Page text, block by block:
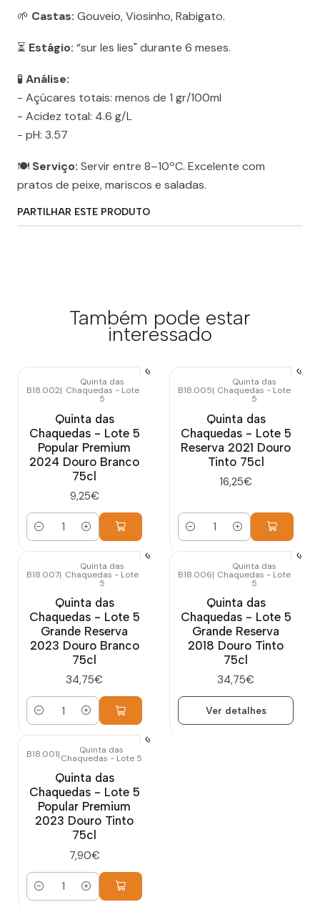
🌱 Castas: Gouveio, Viosinho, Rabigato.
⏳ Estágio: “sur les lies" durante 6 meses.
🧪 Análise:
- Açúcares totais: menos de 1 gr/100ml
- Acidez total: 4.6 g/L
- pH: 3.57
🍽️ Serviço: Servir entre 8–10ºC. Excelente com
pratos de peixe, mariscos e saladas.
PARTILHAR ESTE PRODUTO
Também pode estar
interessado
B18.002|
Quinta das
Chaquedas - Lote
5
Quinta das
Chaquedas - Lote 5
Popular Premium
2024 Douro Branco
75cl
9,25€
Quantidade
B18.005|
Quinta das
Chaquedas - Lote
5
Quinta das
Chaquedas - Lote 5
Reserva 2021 Douro
Tinto 75cl
16,25€
Quantidade
B18.007|
Quinta das
Chaquedas - Lote
5
Quinta das
Chaquedas - Lote 5
Grande Reserva
2023 Douro Branco
75cl
34,75€
Quantidade
Esgotado
B18.006|
Quinta das
Chaquedas - Lote
5
Quinta das
Chaquedas - Lote 5
Grande Reserva
2018 Douro Tinto
75cl
34,75€
Ver detalhes
B18.001| Quinta das
Chaquedas - Lote 5
Quinta das
Chaquedas - Lote 5
Popular Premium
2023 Douro Tinto
75cl
7,90€
Quantidade